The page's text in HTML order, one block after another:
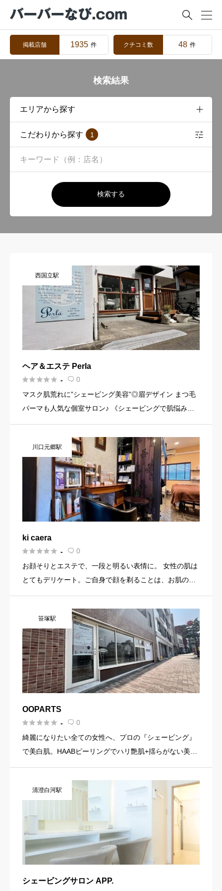

掲載店舗 1935 件 クチコミ数 48 件
検索結果
こだわりから探す 1
検索する
西国立駅
ヘア＆エステ Perla
 -  0
マスク肌荒れに”シェービング美容”◎眉デザイン まつ毛
パーマも人気な個室サロン♪ 《シェービングで肌悩み改
化に驚きの声多数◎肌のくすみ,ザラつき,肌荒れから眉毛
のお手入 […]
川口元郷駅
ki caera
 -  0
お顔そりとエステで、一段と明るい表情に。 女性の肌は
とてもデリケート。ご自身で顔を剃ることは、お肌の角
す。当サロンでは、お客様の肌を傷つけず、やわらかな
うぶ毛と古い角質のみ […]
笹塚駅
OOPARTS
 -  0
綺麗になりたい全ての女性へ、プロの『シェービング』
で美白肌。HAABピーリングでハリ艶肌+揺らがない美肌
カウンセリングで一人ひとりの悩みに合わせた施術。◇
こだわり◇化粧 […]
清澄白河駅
シェービングサロン APP.